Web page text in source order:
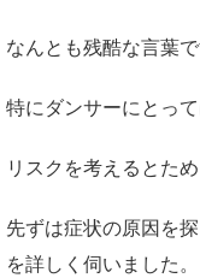
なんとも残酷な言葉で
特にダンサーにとっ
リスクを考えるとた
先ずは症状の原因を
を詳しく伺いました。